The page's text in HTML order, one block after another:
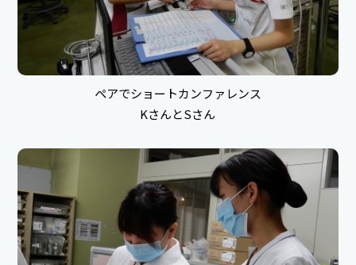
ペアでショートカンファレンス
KさんとSさん